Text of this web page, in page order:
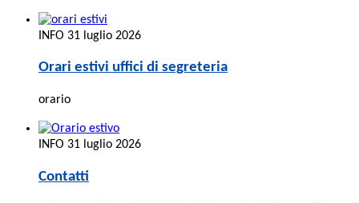
INFO 31 luglio 2026
Orari estivi uffici di segreteria
orario
INFO 31 luglio 2026
Contatti